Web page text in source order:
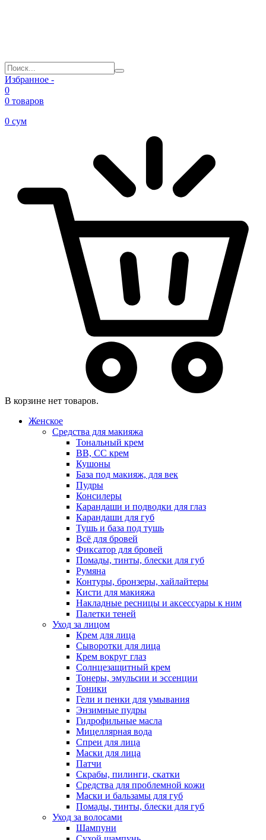
Избранное -
0
0 товаров
0 сум
В корзине нет товаров.
Женское
Средства для макияжа
Тональный крем
BB, CC крем
Кушоны
База под макияж, для век
Пудры
Консилеры
Карандаши и подводки для глаз
Карандаши для губ
Тушь и база под тушь
Всё для бровей
Фиксатор для бровей
Помады, тинты, блески для губ
Румяна
Контуры, бронзеры, хайлайтеры
Кисти для макияжа
Накладные ресницы и аксессуары к ним
Палетки теней
Уход за лицом
Крем для лица
Сыворотки для лица
Крем вокруг глаз
Солнцезащитный крем
Тонеры, эмульсии и эссенции
Тоники
Гели и пенки для умывания
Энзимные пудры
Гидрофильные масла
Мицеллярная вода
Спреи для лица
Маски для лица
Патчи
Скрабы, пилинги, скатки
Средства для проблемной кожи
Маски и бальзамы для губ
Помады, тинты, блески для губ
Уход за волосами
Шампуни